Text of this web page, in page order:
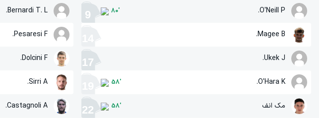
O'Neill P.
80'
9
Magee B.
Ukek J.
17
O'Hara K.
58'
مک انف 58'
22
Bernardi T. L.
Pesaresi F.
Dolcini F.
Sirri A.
Castagnoli A.